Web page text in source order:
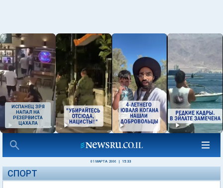
ИСПАНЕЦ ЗРЯ
НАПАЛ НА
РЕЗЕРВИСТА
ЦАХАЛА
01 МАРТА 2006 15:33
СПОРТ